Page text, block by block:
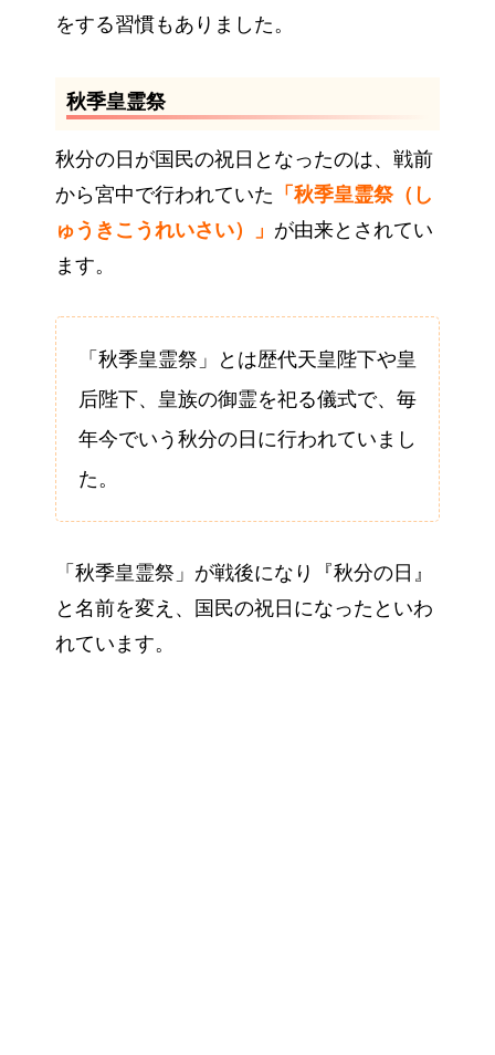
をする習慣もありました。
秋季皇霊祭
秋分の日が国民の祝日となったのは、戦前
から宮中で行われていた 「秋季皇霊祭（し
ゅうきこうれいさい）」 が由来とされてい
ます。
「秋季皇霊祭」とは歴代天皇陛下や皇
后陛下、皇族の御霊を祀る儀式で、毎
年今でいう秋分の日に行われていまし
た。
「秋季皇霊祭」が戦後になり『秋分の日』
と名前を変え、国民の祝日になったといわ
れています。